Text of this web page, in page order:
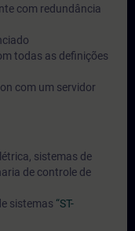
com redundância
todas as definições
com um servidor
sistemas de
de controle de
sistemas “ST-